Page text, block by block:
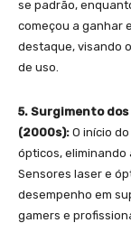
se padrão,
começou a ganhar
destaque, visando
de uso.
5. Surgimento dos
(2000s): O início
ópticos, eliminando
Sensores laser e
desempenho em
gamers e